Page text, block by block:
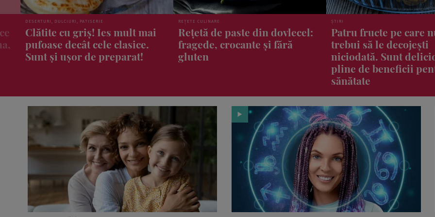
REȚETE CULINARE
Rețetă de paste din dovlecel:
fragede, crocante și fără
gluten
ȘTIRI
Patru fructe pe care nu ar
trebui să le decojești
niciodată. Sunt delicioase și
ȘTIRI
Greșelile
pot strica zborul. Ce
și ce să eviți când
cu avionul